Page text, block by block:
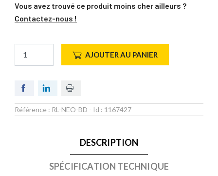
Vous avez trouvé ce produit moins cher ailleurs ?
Contactez-nous !
AJOUTER AU PANIER
Référence : RL-NEO-BD - Id : 1167427
DESCRIPTION
SPÉCIFICATION TECHNIQUE